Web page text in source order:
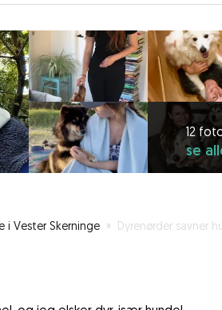
12
se
i Vester Skerninge » Dyrenørder savner